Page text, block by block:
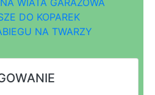
DO KOPAREK
NA TWARZY